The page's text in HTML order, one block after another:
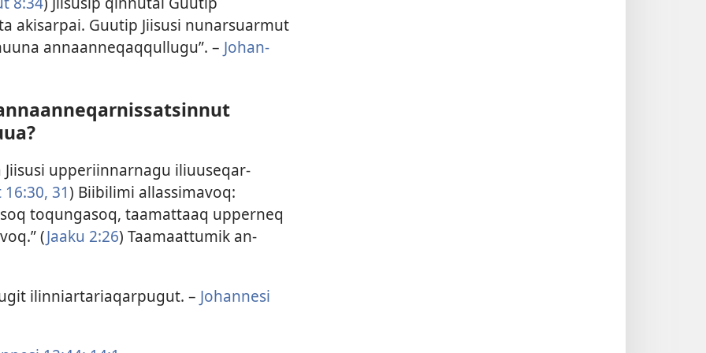
akisar­pai. Guutip Jiisusi nunarsuarmut
an­naan­neqaq­qul­lugu”. – Johan­
up­periin­nar­nagu iliuuseqar­
31) Biibilimi al­las­simavoq:
toqungasoq, taamat­taaq up­per­neq
(Jaaku 2:26) Taamaat­tumik an­
ilin­niar­tariaqar­pugut. – Johan­nesi